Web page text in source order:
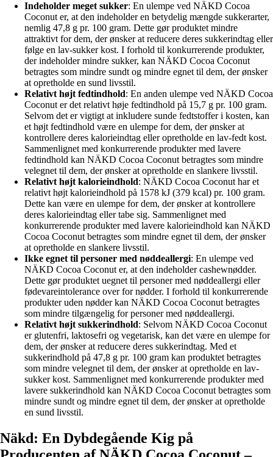
Indeholder meget sukker: En ulempe ved NÄKD Cocoa
Coconut er, at den indeholder en betydelig mængde sukkerarter,
nemlig 47,8 g pr. 100 gram. Dette gør produktet mindre
attraktivt for dem, der ønsker at reducere deres sukkerindtag eller
følge en lav-sukker kost. I forhold til konkurrerende produkter,
der indeholder mindre sukker, kan NÄKD Cocoa Coconut
betragtes som mindre sundt og mindre egnet til dem, der ønsker
at opretholde en sund livsstil.
Relativt højt fedtindhold: En anden ulempe ved NÄKD Cocoa
Coconut er det relativt høje fedtindhold på 15,7 g pr. 100 gram.
Selvom det er vigtigt at inkludere sunde fedtstoffer i kosten, kan
et højt fedtindhold være en ulempe for dem, der ønsker at
kontrollere deres kalorieindtag eller opretholde en lav-fedt kost.
Sammenlignet med konkurrerende produkter med lavere
fedtindhold kan NÄKD Cocoa Coconut betragtes som mindre
velegnet til dem, der ønsker at opretholde en slankere livsstil.
Relativt højt kalorieindhold: NÄKD Cocoa Coconut har et
relativt højt kalorieindhold på 1578 kJ (379 kcal) pr. 100 gram.
Dette kan være en ulempe for dem, der ønsker at kontrollere
deres kalorieindtag eller tabe sig. Sammenlignet med
konkurrerende produkter med lavere kalorieindhold kan NÄKD
Cocoa Coconut betragtes som mindre egnet til dem, der ønsker
at opretholde en slankere livsstil.
Ikke egnet til personer med nøddeallergi: En ulempe ved
NÄKD Cocoa Coconut er, at den indeholder cashewnødder.
Dette gør produktet uegnet til personer med nøddeallergi eller
fødevareintolerance over for nødder. I forhold til konkurrerende
produkter uden nødder kan NÄKD Cocoa Coconut betragtes
som mindre tilgængelig for personer med nøddeallergi.
Relativt højt sukkerindhold: Selvom NÄKD Cocoa Coconut
er glutenfri, laktosefri og vegetarisk, kan det være en ulempe for
dem, der ønsker at reducere deres sukkerindtag. Med et
sukkerindhold på 47,8 g pr. 100 gram kan produktet betragtes
som mindre velegnet til dem, der ønsker at opretholde en lav-
sukker kost. Sammenlignet med konkurrerende produkter med
lavere sukkerindhold kan NÄKD Cocoa Coconut betragtes som
mindre sundt og mindre egnet til dem, der ønsker at opretholde
en sund livsstil.
Näkd: En Dybdegående Kig på